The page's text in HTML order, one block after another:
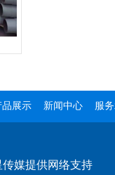
品展示 新闻中心 服
传媒提供网络支持